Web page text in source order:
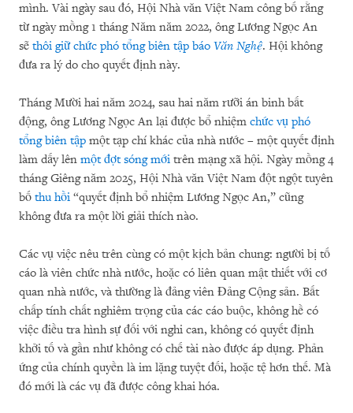
mình. Vài ngày sau đó, Hội Nhà văn Việt Nam công bố rằng
từ ngày mồng 1 tháng Năm năm 2022, ông Lương Ngọc An
sẽ thôi giữ chức phó tổng biên tập báo Văn Nghệ. Hội không
đưa ra lý do cho quyết định này.
Tháng Mười hai năm 2024, sau hai năm rưỡi án binh bất
động, ông Lương Ngọc An lại được bổ nhiệm chức vụ phó
tổng biên tập một tạp chí khác của nhà nước – một quyết định
làm dấy lên một đợt sóng mới trên mạng xã hội. Ngày mồng 4
tháng Giêng năm 2025, Hội Nhà văn Việt Nam đột ngột tuyên
bố thu hồi “quyết định bổ nhiệm Lương Ngọc An,” cũng
không đưa ra một lời giải thích nào.
Các vụ việc nêu trên cùng có một kịch bản chung: người bị tố
cáo là viên chức nhà nước, hoặc có liên quan mật thiết với cơ
quan nhà nước, và thường là đảng viên Đảng Cộng sản. Bất
chấp tính chất nghiêm trọng của các cáo buộc, không hề có
việc điều tra hình sự đối với nghi can, không có quyết định
khởi tố và gần như không có chế tài nào được áp dụng. Phản
ứng của chính quyền là im lặng tuyệt đối, hoặc tệ hơn thế. Mà
đó mới là các vụ đã được công khai hóa.